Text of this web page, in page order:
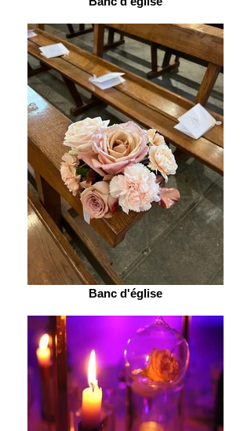
Banc d'église